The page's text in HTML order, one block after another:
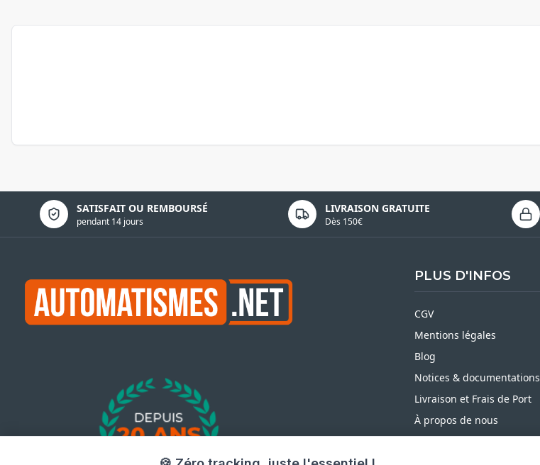
SATISFAIT OU REMBOURSÉ
pendant 14 jours
Politique de confidentialité LIVRAISON GRATUITE
Dès 150€
PLUS D'INFOS
CGV
Mentions légales
Blog
Notices & documentations
Livraison et Frais de Port
À propos de nous
Satisfait ou Remboursé